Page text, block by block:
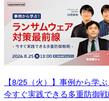
【8/25（火）】事例から学
今すぐ実践できる多重防御